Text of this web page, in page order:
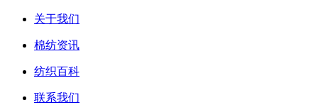
关于我们
棉纺资讯
纺织百科
联系我们